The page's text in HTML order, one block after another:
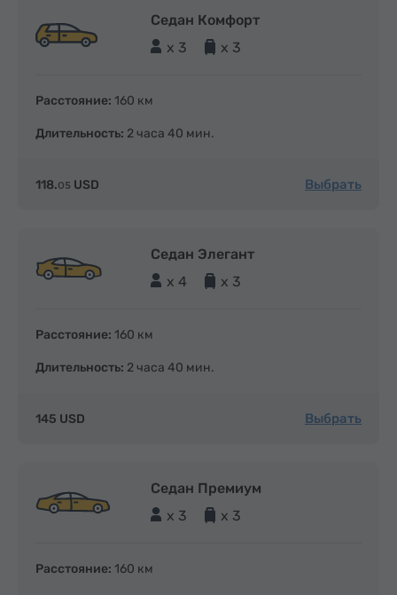
Седан Комфорт
x 3
x 3
Расстояние: 160 км
Длительность: 2 часа 40 мин.
118.05 USD Выбрать
Седан Элегант
x 4
x 3
Расстояние: 160 км
Длительность: 2 часа 40 мин.
145 USD Выбрать
Седан Премиум
x 3
x 3
Расстояние: 160 км